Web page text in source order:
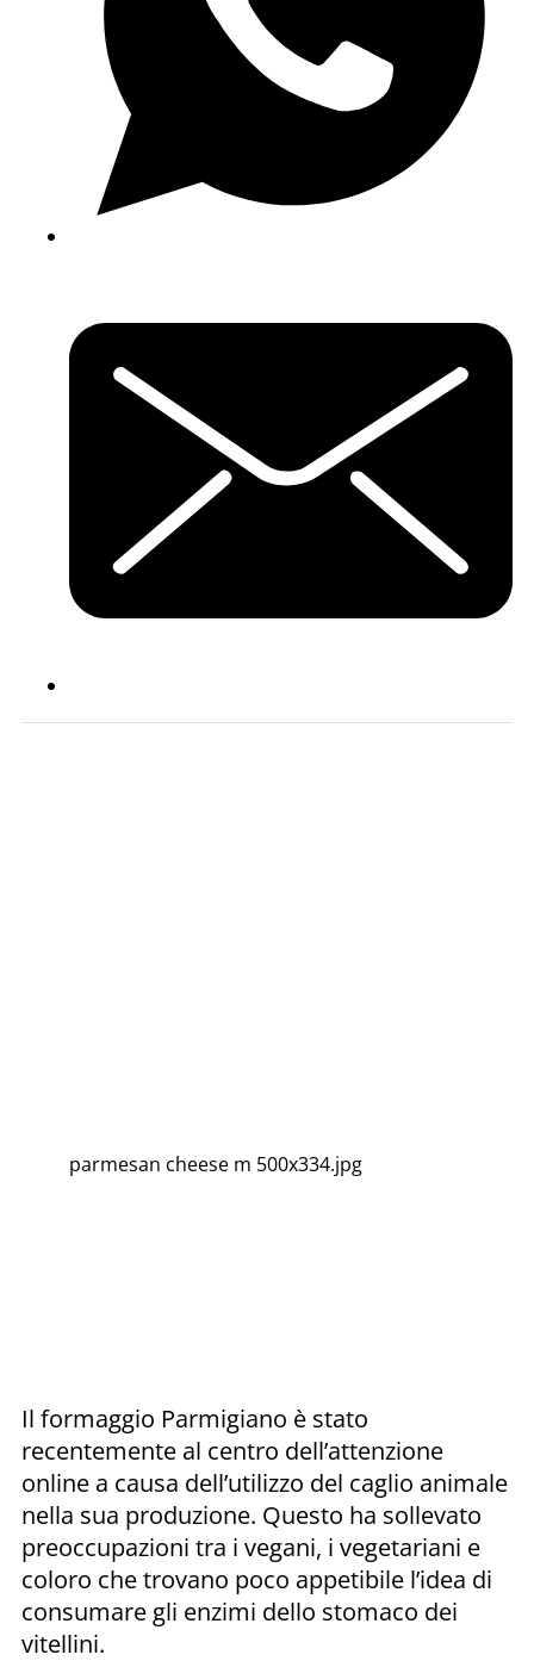
parmesan cheese m 500x334.jpg
Il formaggio Parmigiano è stato
recentemente al centro dell’attenzione
online a causa dell’utilizzo del caglio animale
nella sua produzione. Questo ha sollevato
preoccupazioni tra i vegani, i vegetariani e
coloro che trovano poco appetibile l’idea di
consumare gli enzimi dello stomaco dei
vitellini.